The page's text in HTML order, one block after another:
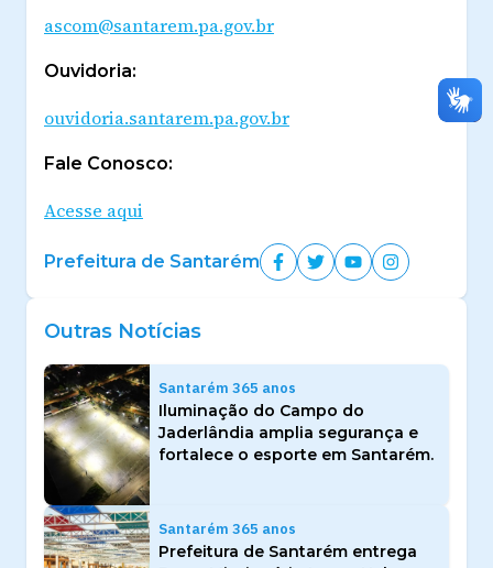
ascom@santarem.pa.gov.br
Ouvidoria:
ouvidoria.santarem.pa.gov.br
Fale Conosco:
Acesse aqui
Prefeitura de Santarém
Outras Notícias
Santarém 365 anos
Iluminação do Campo do
Jaderlândia amplia segurança e
fortalece o esporte em Santarém.
Santarém 365 anos
Prefeitura de Santarém entrega